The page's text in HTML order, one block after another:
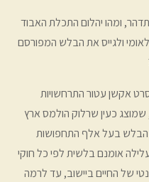
ומהו יהלום התכלת האבוד
ולגייס את הבלש המפורסם
אקשן עטור התרחשויות
כעין שרלוק הולמס ארץ
הבלש בעל אלף התחפושות
אומנם בלשית לפי כל חוקי
של החיים ביישוב, עד לרמה